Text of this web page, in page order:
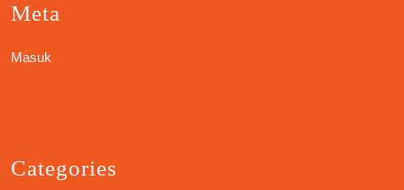
Meta
Masuk
Categories